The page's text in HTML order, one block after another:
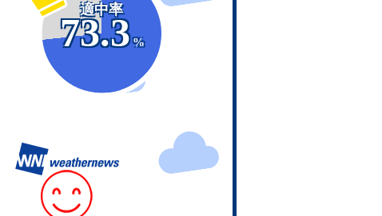
適中率
73.3
%